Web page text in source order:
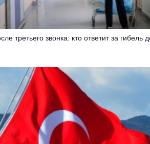
третьего звонка: кто ответит за гибель